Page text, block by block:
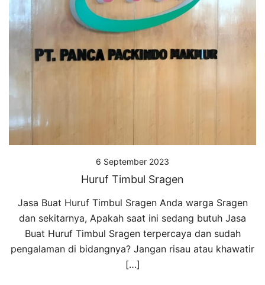
6 September 2023
Huruf Timbul Sragen
Jasa Buat Huruf Timbul Sragen Anda warga Sragen
dan sekitarnya, Apakah saat ini sedang butuh Jasa
Buat Huruf Timbul Sragen terpercaya dan sudah
pengalaman di bidangnya? Jangan risau atau khawatir
[…]